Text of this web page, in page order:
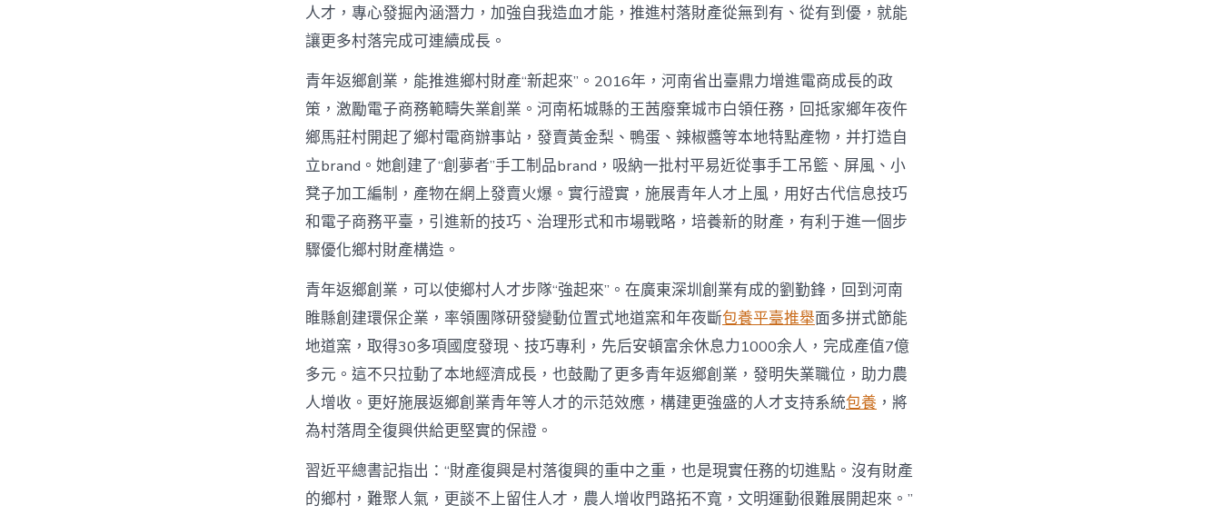
人才，專心發掘內涵潛力，加強自我造血才能，推進村落財產從無到有、從有到優，就能
讓更多村落完成可連續成長。
青年返鄉創業，能推進鄉村財產“新起來”。2016年，河南省出臺鼎力增進電商成長的政
策，激勵電子商務範疇失業創業。河南柘城縣的王茜廢棄城市白領任務，回抵家鄉年夜仵
鄉馬莊村開起了鄉村電商辦事站，發賣黃金梨、鴨蛋、辣椒醬等本地特點產物，并打造自
立brand。她創建了“創夢者”手工制品brand，吸納一批村平易近從事手工吊籃、屏風、小
凳子加工編制，產物在網上發賣火爆。實行證實，施展青年人才上風，用好古代信息技巧
和電子商務平臺，引進新的技巧、治理形式和市場戰略，培養新的財產，有利于進一個步
驟優化鄉村財產構造。
青年返鄉創業，可以使鄉村人才步隊“強起來”。在廣東深圳創業有成的劉勤鋒，回到河南
睢縣創建環保企業，率領團隊研發變動位置式地道窯和年夜斷包養平臺推舉面多拼式節能
地道窯，取得30多項國度發現、技巧專利，先后安頓富余休息力1000余人，完成產值7億
多元。這不只拉動了本地經濟成長，也鼓勵了更多青年返鄉創業，發明失業職位，助力農
人增收。更好施展返鄉創業青年等人才的示范效應，構建更強盛的人才支持系統包養 ，將
為村落周全復興供給更堅實的保證。
習近平總書記指出：“財產復興是村落復興的重中之重，也是現實任務的切進點。沒有財產
的鄉村，難聚人氣，更談不上留住人才，農人增收門路拓不寬，文明運動很難展開起來。”